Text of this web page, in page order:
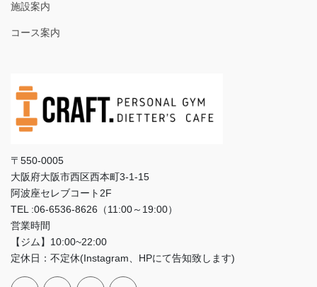
施設案内
コース案内
〒550-0005
大阪府大阪市西区西本町3‐1‐15
阿波座セレブコート2F
TEL :06-6536-8626（11:00～19:00）
営業時間
【ジム】10:00~22:00
定休日：不定休(Instagram、HPにて告知致します)